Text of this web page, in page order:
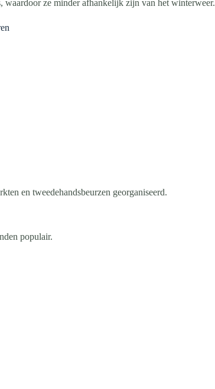
waardoor ze minder afhankelijk zijn van het winterweer.
en tweedehandsbeurzen georganiseerd.
populair.